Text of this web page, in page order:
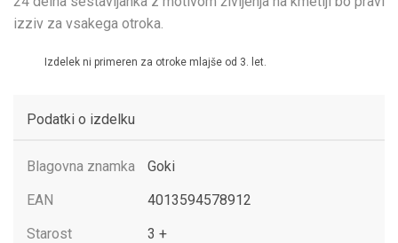
izziv za vsakega otroka.
Izdelek ni primeren za otroke mlajše od 3. let.
Podatki o izdelku
Blagovna znamka
Goki
EAN
4013594578912
Starost
3 +